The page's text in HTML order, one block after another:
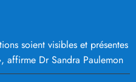
soient visibles et présentes
affirme Dr Sandra Paulemon